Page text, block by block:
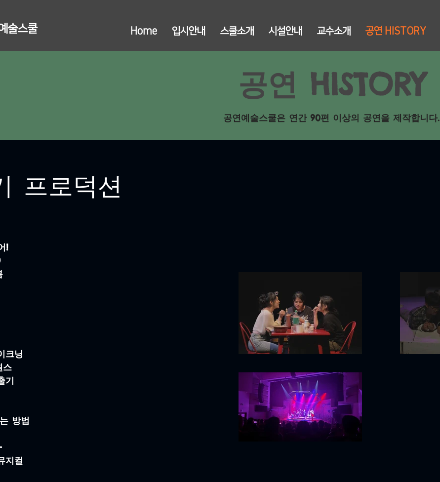
Home 입시안내 스쿨소개 시설안내 교수소개 공연 HISTORY
술스쿨
공연 HISTORY
​공연예술스쿨은 연간 90편 이상의 공연을 제작합니다.
프로덕션
!
크닝
스
기
방법
지컬